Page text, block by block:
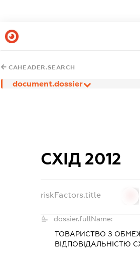
CAHEADER.SEARCH
document.dossier
СХІД 2012
riskFactors.title
dossier.fullName:
ТОВАРИСТВО З
ВІДПОВІДАЛЬНІСТЮ